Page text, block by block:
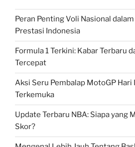
Peran Penting Voli Nasional
Prestasi Indonesia
Formula 1 Terkini: Kabar Terbaru
Tercepat
Aksi Seru Pembalap MotoGP Hari
Terkemuka
Update Terbaru NBA: Siapa yang
Skor?